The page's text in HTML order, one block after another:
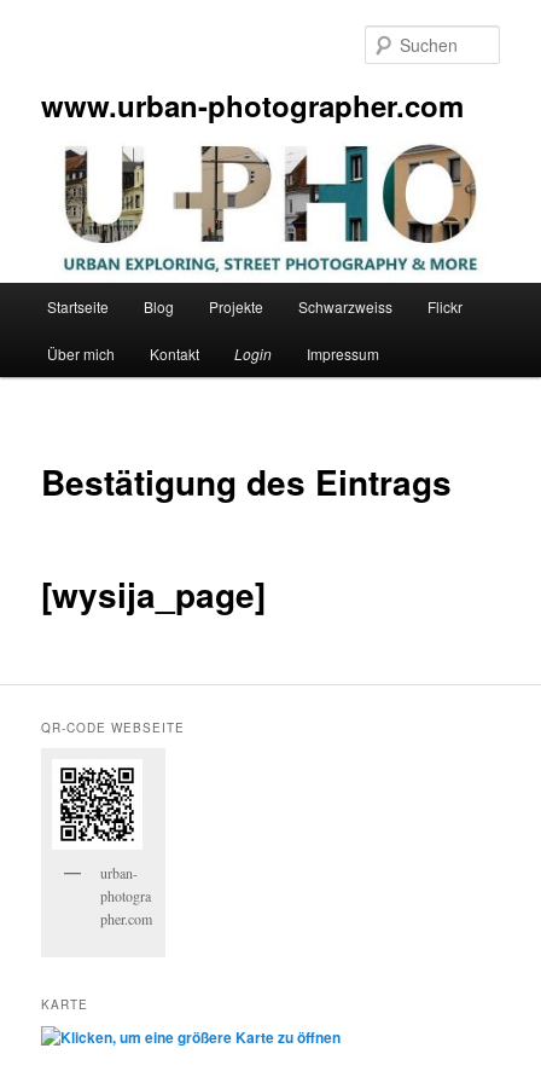
www.urban-photographer.com
Startseite Blog Projekte Schwarzweiss Flickr
Über mich Kontakt Login Impressum
Bestätigung des Eintrags
[wysija_page]
QR-CODE WEBSEITE
urban-
photogra
pher.com
KARTE